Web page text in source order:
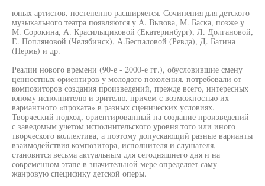
юных артистов, постепенно расширяется. Сочинения для детского
музыкального театра появляются у А. Вызова, М. Баска, позже у
М. Сорокина, А. Красилыциковой (Екатеринбург), Л. Долгановой,
Е. Попляновой (Челябинск), А.Беспаловой (Ревда), Д. Батина
(Пермь) и др.
Реалии нового времени (90-е - 2000-е гг.), обусловившие смену
ценностных ориентиров у молодого поколения, потребовали от
композиторов создания произведений, прежде всего, интересных
юному исполнителю и зрителю, причем с возможностью их
вариантного «проката» в разных сценических условиях.
Творческий подход, ориентированный на создание произведений
с заведомым учетом исполнительского уровня того или иного
творческого коллектива, а поэтому допускающий разные варианты
взаимодействия композитора, исполнителя и слушателя,
становится весьма актуальным для сегодняшнего дня и на
современном этапе в значительной мере определяет саму
жанровую специфику детской оперы.